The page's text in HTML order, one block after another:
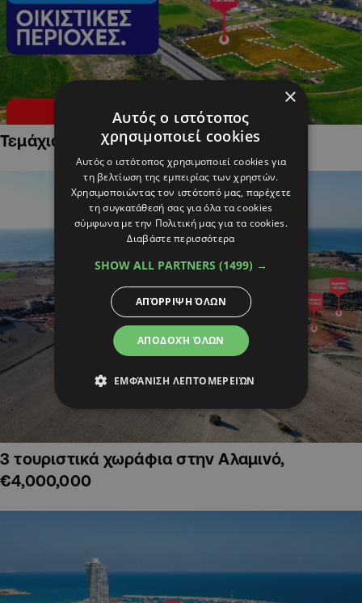
Τεμάχια Γης σε Οικιστικές Περιοχές
3 τουριστικά χωράφια στην Αλαμινό,
€4,000,000
×
Αυτός ο ιστότοπος
χρησιμοποιεί cookies
Αυτός ο ιστότοπος χρησιμοποιεί cookies για
τη βελτίωση της εμπειρίας των χρηστών.
Χρησιμοποιώντας τον ιστότοπό μας, παρέχετε
τη συγκατάθεσή σας για όλα τα cookies
σύμφωνα με την Πολιτική μας για τα cookies.
Διαβάστε περισσότερα
SHOW ALL PARTNERS (1499) →
ΑΠΟΔΟΧΉ ΌΛΩΝ
ΑΠΌΡΡΙΨΗ ΌΛΩΝ
ΕΜΦΆΝΙΣΗ ΛΕΠΤΟΜΕΡΕΙΏΝ